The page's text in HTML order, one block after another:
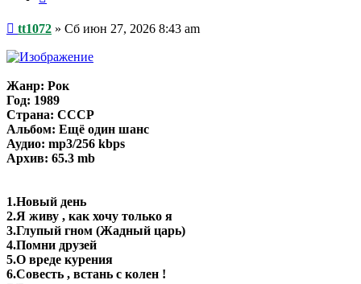
Сообщение
tt1072 » Сб июн 27, 2026 8:43 am
Жанр: Рок
Год: 1989
Страна: СССР
Альбом: Ещё один шанс
Аудио: mp3/256 kbps
Архив: 65.3 mb
1.Новый день
2.Я живу , как хочу только я
3.Глупый гном (Жадный царь)
4.Помни друзей
5.О вреде курения
6.Совесть , встань с колен !